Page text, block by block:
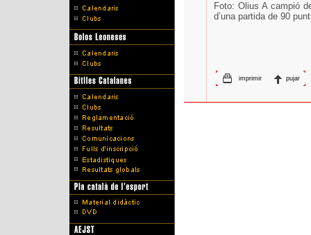
Foto: Olius A campió
d’una partida de 90
imprimir pujar